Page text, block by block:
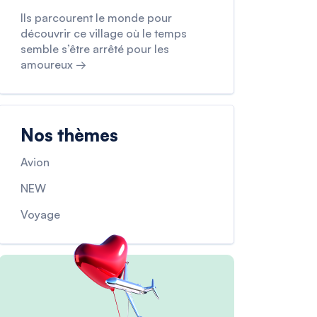
Ils parcourent le monde pour
découvrir ce village où le temps
semble s’être arrêté pour les
amoureux →
Nos thèmes
Avion
NEW
Voyage